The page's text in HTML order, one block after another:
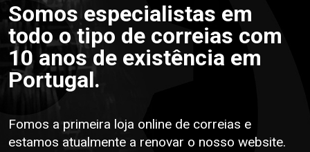
Somos especialistas em
todo o tipo de correias com
10 anos de existência em
Portugal.
Fomos a primeira loja online de correias e
estamos atualmente a renovar o nosso website.